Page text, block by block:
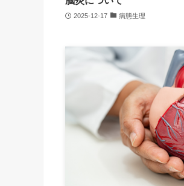
2025-12-17 病態生理